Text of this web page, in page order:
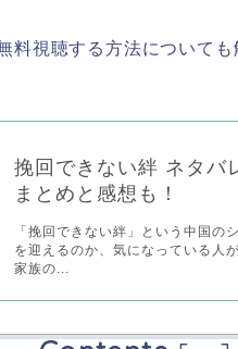
料視聴する方法についても
挽回できない絆 ネタバ
まとめと感想も！
「挽回できない絆」という中国の
を迎えるのか、気になっている人
家族の...